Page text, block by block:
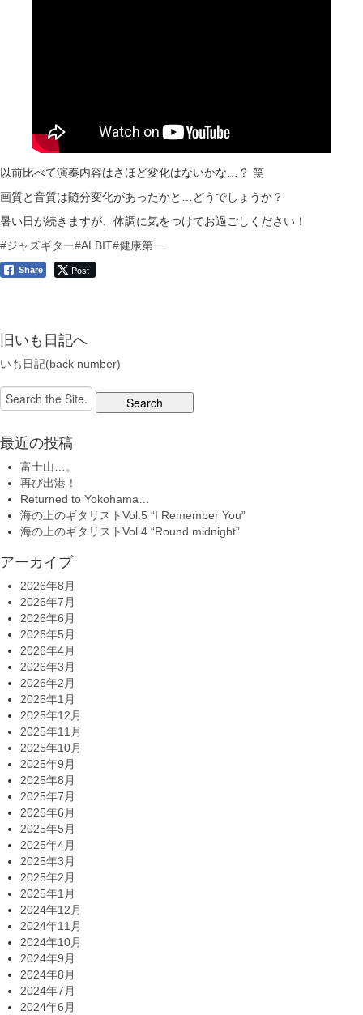
以前比べて演奏内容はさほど変化はないかな…？ 笑
画質と音質は随分変化があったかと…どうでしょうか？
暑い日が続きますが、体調に気をつけてお過ごしください！
#ジャズギター#ALBIT#健康第一
Share Post
旧いも日記へ
いも日記(back number)
Search
for:
最近の投稿
富士山…。
再び出港！
Returned to Yokohama…
海の上のギタリストVol.5 “I Remember You”
海の上のギタリストVol.4 “Round midnight”
アーカイブ
2026年8月
2026年7月
2026年6月
2026年5月
2026年4月
2026年3月
2026年2月
2026年1月
2025年12月
2025年11月
2025年10月
2025年9月
2025年8月
2025年7月
2025年6月
2025年5月
2025年4月
2025年3月
2025年2月
2025年1月
2024年12月
2024年11月
2024年10月
2024年9月
2024年8月
2024年7月
2024年6月